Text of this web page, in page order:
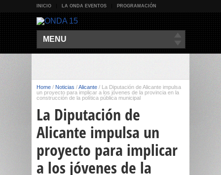
INICIO LA ONDA EVENTOS PROGRAMACIÓN
MENU
Home / Noticias /Alicante / La Diputación de Alicante impulsa
un proyecto para implicar a los jóvenes de la provincia en la
construcción de la política pública municipal
La Diputación de
Alicante impulsa un
proyecto para implicar
a los jóvenes de la